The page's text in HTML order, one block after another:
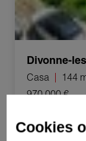
Divonne-
Casa 144
970 000 €
Venda
Cookies